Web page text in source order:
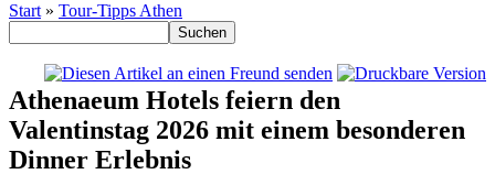
Start » Tour-Tipps Athen
Athenaeum Hotels feiern den
Valentinstag 2026 mit einem besonderen
Dinner Erlebnis